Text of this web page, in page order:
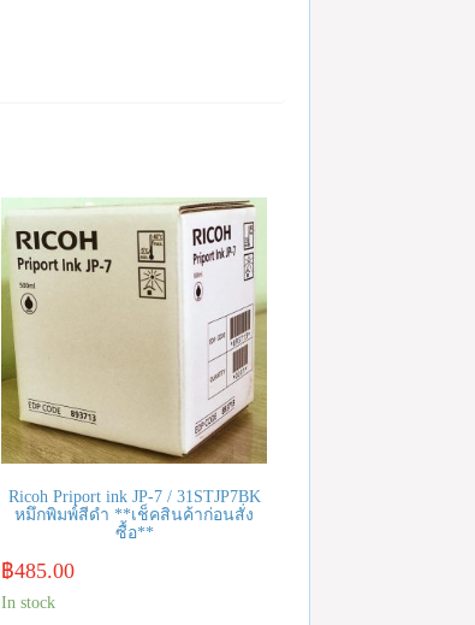
Ricoh Priport ink JP-7 / 31STJP7BK
หมึกพิมพ์สีดำ **เช็คสินค้าก่อนสั่ง
ซื้อ**
฿485.00
In stock